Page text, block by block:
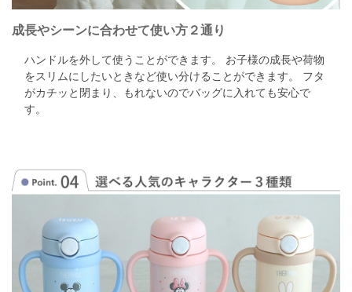
成長やシーンに合わせて使い方２通り
ハンドルを外して使うことができます。 お子様の成長や荷物
をスリムにしたいときなど使い分けることができます。 フタ
がカチッと閉まり、もれないのでバッグに入れても安心で
す。